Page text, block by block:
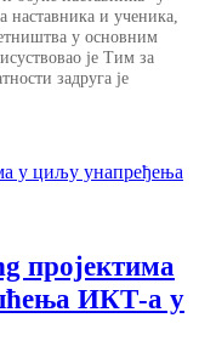
наставника и ученика,
у основним
је Тим за
задруга је
пројектима
ИКТ-а у